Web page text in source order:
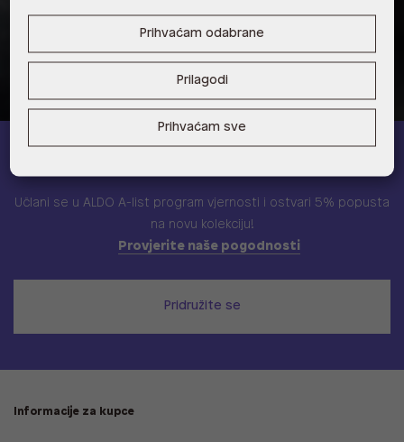
ALDO, Supernova Zadar Zadar
Učlani se u ALDO A-list program vjernosti i ostvari 5% popusta
na novu kolekciju!
Provjerite naše pogodnosti
Pridružite se
Informacije za kupce
Prihvaćam odabrane
Prilagodi
Prihvaćam sve